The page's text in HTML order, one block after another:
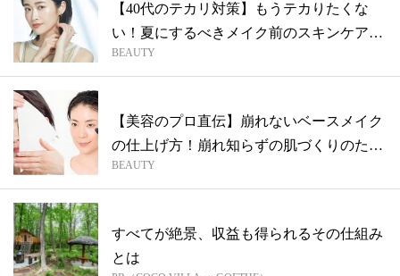
【40代のテカリ対策】もうテカりたくな
い！夏にするべきメイク前のスキンケアと
は？
BEAUTY
【美容のプロ直伝】崩れないベースメイク
の仕上げ方！崩れ知らずの肌づくりのため
の6...
BEAUTY
すべてが絶景、収益も得られるその仕組み
とは